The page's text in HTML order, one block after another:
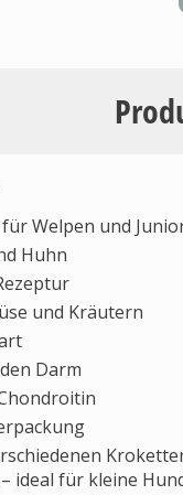
Welpen und
Huhn
und Kräutern
Darm
ideal für kleine